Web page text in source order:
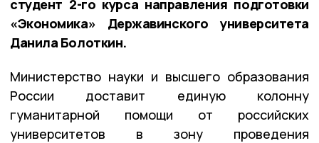
студент 2-го курса направления подготовки
«Экономика» Державинского университета
Данила Болоткин.
Министерство науки и высшего образования
России доставит единую колонну
гуманитарной помощи от российских
университетов в зону проведения